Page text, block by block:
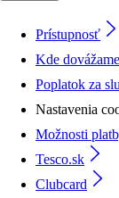
Prístupnosť
Kde dovážame
Poplatok za
Nastavenia
Možnosti
Tesco.sk
Clubcard